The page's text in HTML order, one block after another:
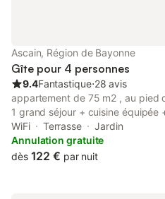
Ascain, Région de Bayonne
Gîte pour 4 personnes
9.4Fantastique⋅28 avis
appartement de 75 m2 , au pied
1 grand séjour + cuisine équipée
avec lit de 140 + 1 chambre
terrasse couverte + parking situé
maison ,entrée + terrasse
WiFi Terrasse
Jardin
Annulation gratuite
dès 122 € par nuit